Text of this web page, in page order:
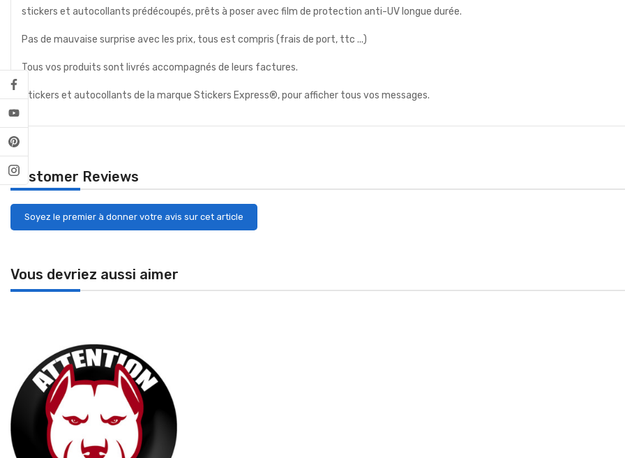
stickers et autocollants prédécoupés, prêts à poser avec film de protection anti-UV longue durée.
Pas de mauvaise surprise avec les prix, tous est compris (frais de port, ttc ...)
Tous vos produits sont livrés accompagnés de leurs factures.
Stickers et autocollants de la marque Stickers Express®, pour afficher tous vos messages.
Customer Reviews
Soyez le premier à donner votre avis sur cet article
Vous devriez aussi aimer